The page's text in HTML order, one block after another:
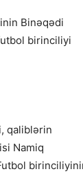
Binəqədi
birinciliyi
qaliblərin
Namiq